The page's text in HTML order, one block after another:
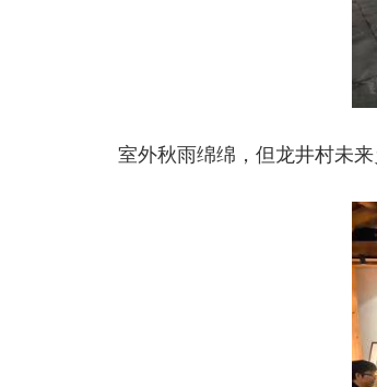
室外秋雨绵绵，但龙井村未